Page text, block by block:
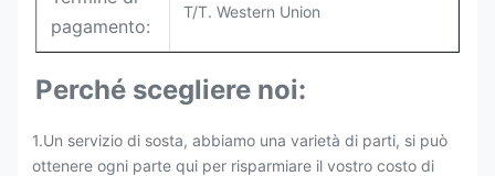
pagamento:
T/T. Western Union
Perché scegliere noi:
1.Un servizio di sosta, abbiamo una varietà di parti, si può
ottenere ogni parte qui per risparmiare il vostro costo di